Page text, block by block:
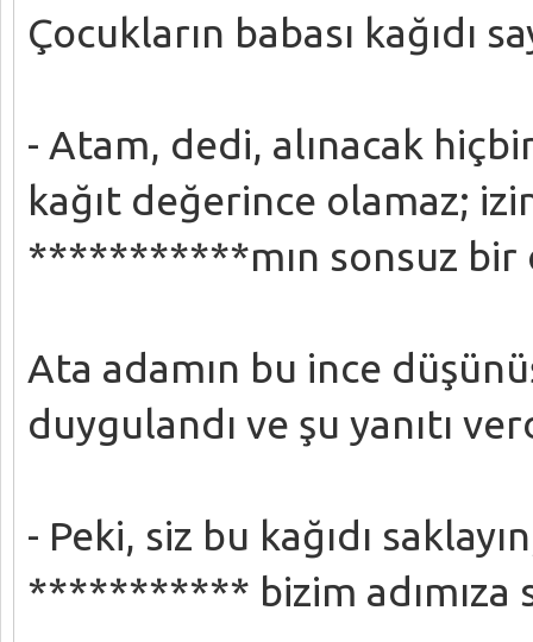
Çocukların babası kağıdı
- Atam, dedi, alınacak
kağıt değerince olamaz;
***********mın sonsuz bir
Ata adamın bu ince
duygulandı ve şu yanıtı
- Peki, siz bu kağıdı
*********** bizim adımıza